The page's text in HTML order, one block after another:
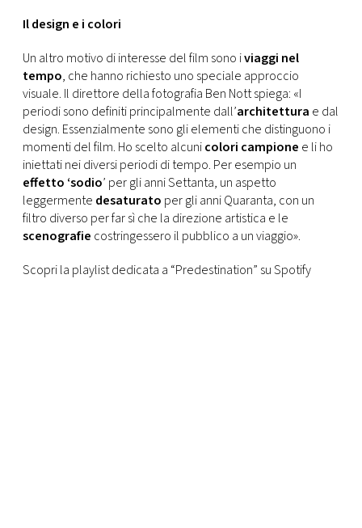
Il design e i colori
Un altro motivo di interesse del film sono iviaggi nel
tempo, che hanno richiesto uno speciale approccio
visuale. Il direttore della fotografia Ben Nott spiega: «I
periodi sono definiti principalmente dall’architettura e dal
design. Essenzialmente sono gli elementi che distinguono i
momenti del film. Ho scelto alcunicolori campione e li ho
iniettati nei diversi periodi di tempo. Per esempio un
effetto ‘sodio’ per gli anni Settanta, un aspetto
leggermente desaturato per gli anni Quaranta, con un
filtro diverso per far sì che la direzione artistica e le
scenografie costringessero il pubblico a un viaggio».
Scopri la playlist dedicata a “Predestination” su Spotify